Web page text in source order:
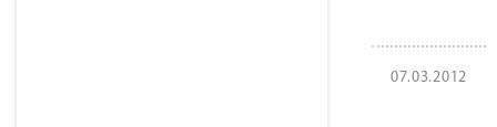
07.03.2012